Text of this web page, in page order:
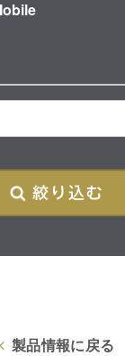
製品情報に戻る